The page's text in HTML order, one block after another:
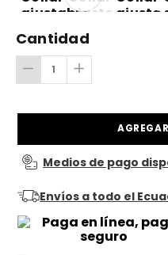
Cantidad
Medios de pago
Envíos a todo el